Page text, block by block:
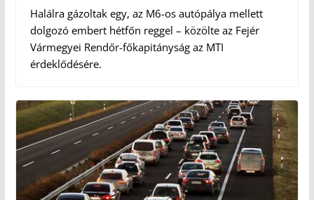
Halálra gázoltak egy, az M6-os autópálya mellett
dolgozó embert hétfőn reggel – közölte az Fejér
Vármegyei Rendőr-főkapitányság az MTI
érdeklődésére.